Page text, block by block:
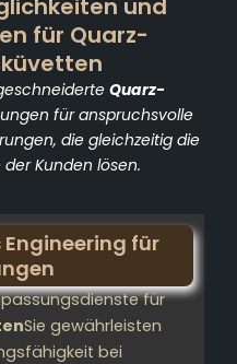
und
für Quarz-
Quarz-
für anspruchsvolle
die gleichzeitig die
Kunden lösen.
für
für
Sie gewährleisten
bei